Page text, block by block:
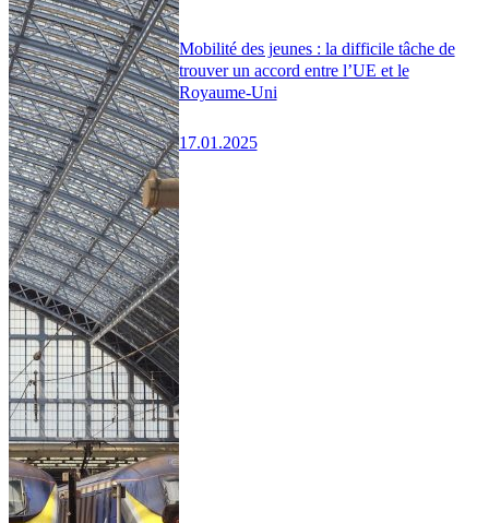
Mobilité des jeunes : la difficile tâche de
trouver un accord entre l’UE et le
Royaume-Uni
17.01.2025